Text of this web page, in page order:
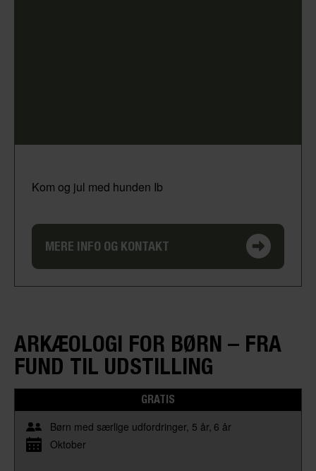
Kom og jul med hunden Ib
MERE INFO OG KONTAKT
ARKÆOLOGI FOR BØRN – FRA
FUND TIL UDSTILLING
GRATIS
Børn med særlige udfordringer 5 år 6 år
Oktober